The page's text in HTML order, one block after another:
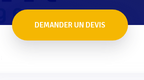
DEMANDER UN DEVIS